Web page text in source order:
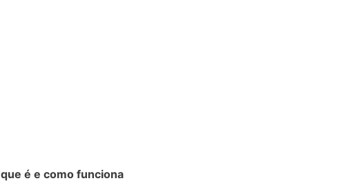
é e como funciona